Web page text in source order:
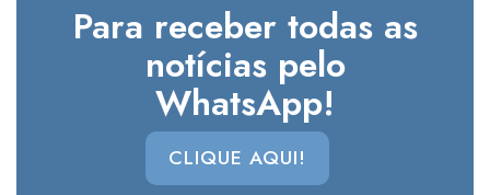
Para receber todas as
notícias pelo
WhatsApp!
CLIQUE AQUI!